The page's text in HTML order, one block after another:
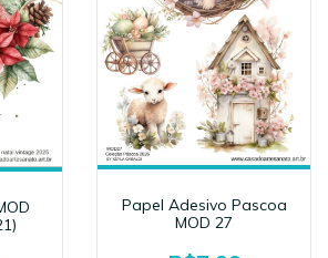
Papel Adesivo Pascoa
MOD 27